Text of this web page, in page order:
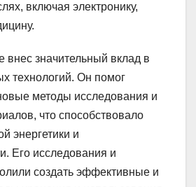
включая электронику,
внес значительный вклад в
технологий. Он помог
методы исследования и
что способствовало
энергетики и
Его исследования и
создать эффективные и